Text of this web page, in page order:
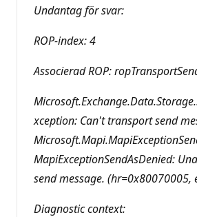
Undantag för svar:
ROP-index: 4
Associerad ROP:
xception: Can't transport send
MapiExceptionSendAsDenied:
send message. (hr=0x80070005,
Diagnostic context: